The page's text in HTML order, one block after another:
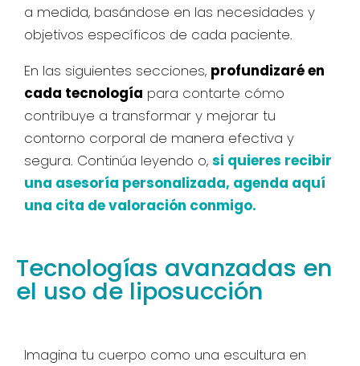
a medida, basándose en las necesidades y
objetivos específicos de cada paciente.
En las siguientes secciones, profundizaré en
cada tecnología para contarte cómo
contribuye a transformar y mejorar tu
contorno corporal de manera efectiva y
segura. Continúa leyendo o, si quieres recibir
una asesoría personalizada, agenda aquí
una cita de valoración conmigo.
Tecnologías avanzadas en
el uso de liposucción
Imagina tu cuerpo como una escultura en